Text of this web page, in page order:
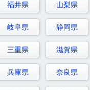
福井県 山梨県
岐阜県 静岡県
三重県 滋賀県
兵庫県 奈良県